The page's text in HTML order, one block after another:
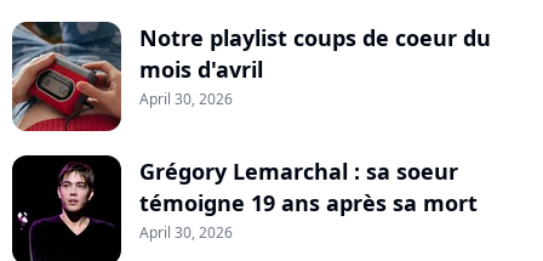
Notre playlist coups de coeur du
mois d'avril
April 30, 2026
Grégory Lemarchal : sa soeur
témoigne 19 ans après sa mort
April 30, 2026